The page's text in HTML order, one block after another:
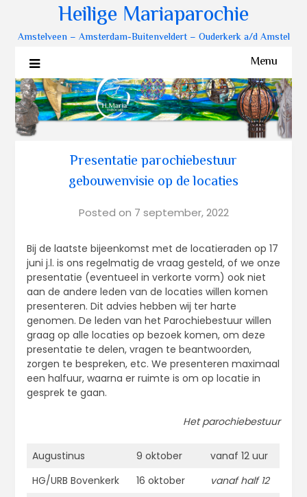
Heilige Mariaparochie
Amstelveen – Amsterdam-Buitenveldert – Ouderkerk a/d Amstel
Menu
Presentatie parochiebestuur
gebouwenvisie op de locaties
Posted on 7 september, 2022
Bij de laatste bijeenkomst met de locatieraden op 17
juni j.l. is ons regelmatig de vraag gesteld, of we onze
presentatie (eventueel in verkorte vorm) ook niet
aan de andere leden van de locaties willen komen
presenteren. Dit advies hebben wij ter harte
genomen. De leden van het Parochiebestuur willen
graag op alle locaties op bezoek komen, om deze
presentatie te delen, vragen te beantwoorden,
zorgen te bespreken, etc. We presenteren maximaal
een halfuur, waarna er ruimte is om op locatie in
gesprek te gaan.
Het parochiebestuur
Augustinus 9 oktober
vanaf 12 uur
HG/URB Bovenkerk
16 oktober
vanaf half 12